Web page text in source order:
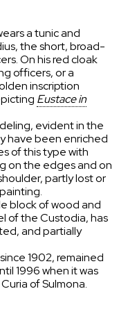
a tunic and
the short, broad-
On his red cloak
officers, or a
inscription
Eustace in
evident in the
have been enriched
of this type with
on the edges and on
partly lost or
block of wood and
of the Custodia, has
and partially
1902, remained
1996 when it was
of Sulmona.